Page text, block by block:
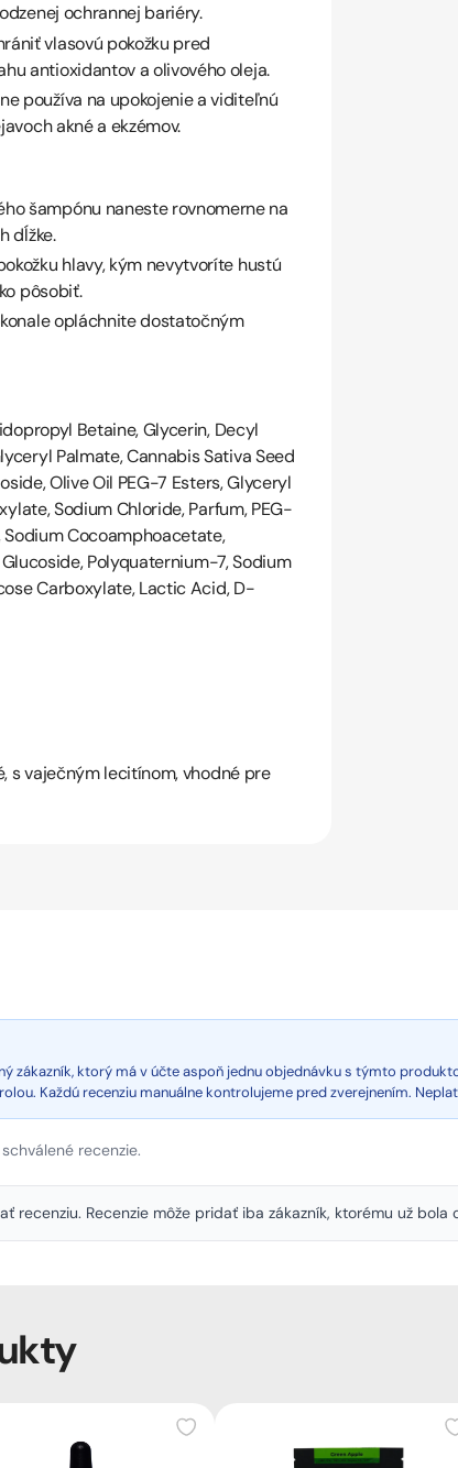
ochrannej bariéry.
vlasovú pokožku pred
antioxidantov a olivového oleja.
používa na upokojenie a viditeľnú
akné a ekzémov.
šampónu naneste rovnomerne na
dĺžke.
hlavy, kým nevytvoríte hustú
pôsobiť.
opláchnite dostatočným
Betaine,Glycerin, Decyl
Palmate, Cannabis Sativa Seed
Olive Oil PEG-7 Esters, Glyceryl
Sodium Chloride, Parfum, PEG-
Cocoamphoacetate,
Polyquaternium-7, Sodium
Carboxylate, Lactic Acid, D-
s vaječným lecitínom, vhodné pre
zákazník, ktorý má v účte aspoň jednu objednávku s týmto
Každú recenziu manuálne kontrolujeme pred zverejnením.
recenzie.
recenziu. Recenzie môže pridať iba zákazník, ktorému už